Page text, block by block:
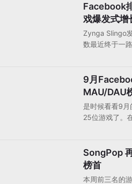
Facebook
戏爆发式增
Zynga Slingo
数最近终于一
乎是上个周的
和一个月里玩
布这么久还能
真是少见。目
的游戏都是来
发商，玩家数
9月
MAU/DAU
是时候看看9
25位游戏了。
受欢迎的度假
过去一个月中
流量减少并不令
SongPop
榜首
本周前三名的